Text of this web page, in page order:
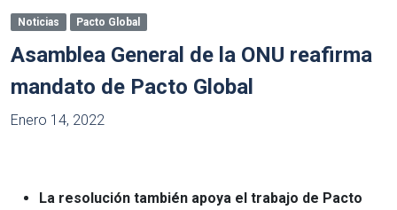
Noticias Pacto Global
Asamblea General de la ONU reafirma
mandato de Pacto Global
Enero 14, 2022
La resolución también apoya el trabajo de Pacto